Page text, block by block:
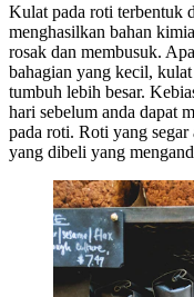
Kulat pada roti terbentuk
menghasilkan bahan
rosak dan membusuk.
bahagian yang kecil,
tumbuh lebih besar.
hari sebelum anda dapat
pada roti. Roti yang
yang dibeli yang